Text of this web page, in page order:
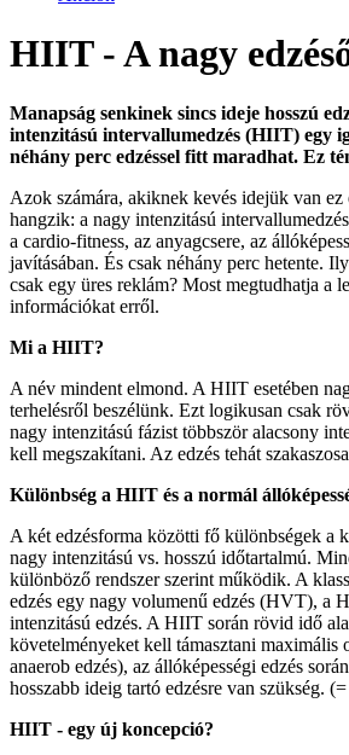
HIIT - A nagy
Manapság senkinek sincs ideje hosszú
intenzitású intervallumedzés (HIIT) egy
néhány perc edzéssel fitt maradhat. Ez
Azok számára, akiknek kevés idejük van
hangzik: a nagy intenzitású
a cardio-fitness, az anyagcsere, az
javításában. És csak néhány perc hetente.
csak egy üres reklám? Most megtudhatja a
információkat erről.
Mi a HIIT?
A név mindent elmond. A HIIT esetében
terhelésről beszélünk. Ezt logikusan csak
nagy intenzitású fázist többször alacsony
kell megszakítani. Az edzés tehát
Különbség a HIIT és a normál
A két edzésforma közötti fő különbségek a
nagy intenzitású vs. hosszú időtartalmú.
különböző rendszer szerint működik. A
edzés egy nagy volumenű edzés (HVT), a
intenzitású edzés. A HIIT során rövid idő
követelményeket kell támasztani maximális
anaerob edzés), az állóképességi edzés
hosszabb ideig tartó edzésre van szükség.
HIIT - egy új koncepció?